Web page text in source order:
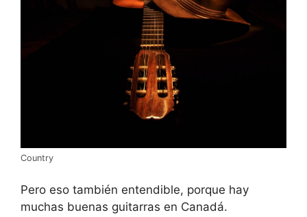
Country
Pero eso también entendible, porque hay
muchas buenas guitarras en Canadá.